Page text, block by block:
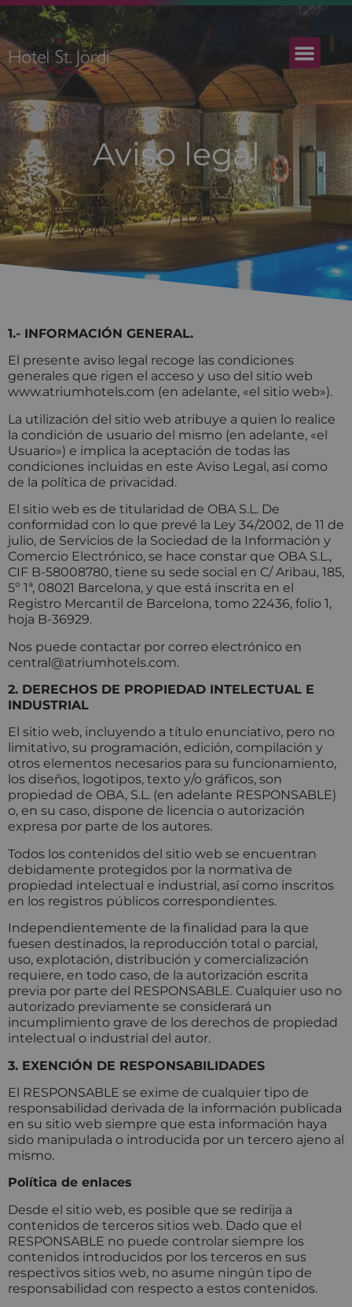
Aviso legal
1.- INFORMACIÓN GENERAL.
El presente aviso legal recoge las condiciones
generales que rigen el acceso y uso del sitio web
www.atriumhotels.com (en adelante, «el sitio web»).
La utilización del sitio web atribuye a quien lo realice
la condición de usuario del mismo (en adelante, «el
Usuario») e implica la aceptación de todas las
condiciones incluidas en este Aviso Legal, así como
de la política de privacidad.
El sitio web es de titularidad de OBA S.L. De
conformidad con lo que prevé la Ley 34/2002, de 11 de
julio, de Servicios de la Sociedad de la Información y
Comercio Electrónico, se hace constar que OBA S.L.,
CIF B-58008780, tiene su sede social en C/ Aribau, 185,
5º 1ª, 08021 Barcelona, y que está inscrita en el
Registro Mercantil de Barcelona, tomo 22436, folio 1,
hoja B-36929.
Nos puede contactar por correo electrónico en
central@atriumhotels.com.
2. DERECHOS DE PROPIEDAD INTELECTUAL E
INDUSTRIAL
El sitio web, incluyendo a título enunciativo, pero no
limitativo, su programación, edición, compilación y
otros elementos necesarios para su funcionamiento,
los diseños, logotipos, texto y/o gráficos, son
propiedad de OBA, S.L. (en adelante RESPONSABLE)
o, en su caso, dispone de licencia o autorización
expresa por parte de los autores.
Todos los contenidos del sitio web se encuentran
debidamente protegidos por la normativa de
propiedad intelectual e industrial, así como inscritos
en los registros públicos correspondientes.
Independientemente de la finalidad para la que
fuesen destinados, la reproducción total o parcial,
uso, explotación, distribución y comercialización
requiere, en todo caso, de la autorización escrita
previa por parte del RESPONSABLE. Cualquier uso no
autorizado previamente se considerará un
incumplimiento grave de los derechos de propiedad
intelectual o industrial del autor.
3. EXENCIÓN DE RESPONSABILIDADES
El RESPONSABLE se exime de cualquier tipo de
responsabilidad derivada de la información publicada
en su sitio web siempre que esta información haya
sido manipulada o introducida por un tercero ajeno al
mismo.
Política de enlaces
Desde el sitio web, es posible que se redirija a
contenidos de terceros sitios web. Dado que el
RESPONSABLE no puede controlar siempre los
contenidos introducidos por los terceros en sus
respectivos sitios web, no asume ningún tipo de
responsabilidad con respecto a estos contenidos.